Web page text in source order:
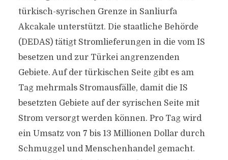
türkisch-syrischen Grenze in Sanliurfa
Akcakale unterstützt. Die staatliche Behörde
(DEDAS) tätigt Stromlieferungen in die vom IS
besetzen und zur Türkei angrenzenden
Gebiete. Auf der türkischen Seite gibt es am
Tag mehrmals Stromausfälle, damit die IS
besetzten Gebiete auf der syrischen Seite mit
Strom versorgt werden können. Pro Tag wird
ein Umsatz von 7 bis 13 Millionen Dollar durch
Schmuggel und Menschenhandel gemacht.